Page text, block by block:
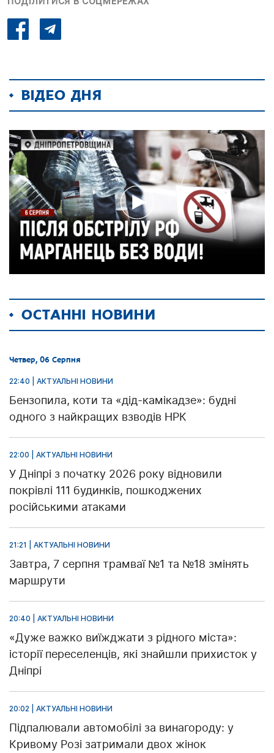
ВІДЕО ДНЯ
ОСТАННІ НОВИНИ
Четвер, 06 Серпня
22:40 | АКТУАЛЬНІ НОВИНИ
Бензопила, коти та «дід-камікадзе»: будні
одного з найкращих взводів НРК
22:00 | АКТУАЛЬНІ НОВИНИ
У Дніпрі з початку 2026 року відновили
покрівлі 111 будинків, пошкоджених
російськими атаками
21:21 | АКТУАЛЬНІ НОВИНИ
Завтра, 7 серпня трамваї №1 та №18 змінять
маршрути
20:40 | АКТУАЛЬНІ НОВИНИ
«Дуже важко виїжджати з рідного міста»:
історії переселенців, які знайшли прихисток у
Дніпрі
20:02 | АКТУАЛЬНІ НОВИНИ
Підпалювали автомобілі за винагороду: у
Кривому Розі затримали двох жінок